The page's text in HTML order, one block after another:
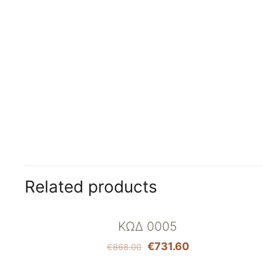
Related products
ΚΩΔ 0005
€868.00 €731.60